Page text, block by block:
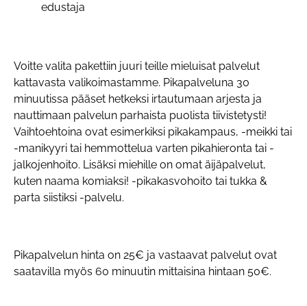
edustaja
Voitte valita pakettiin juuri teille mieluisat palvelut
kattavasta valikoimastamme. Pikapalveluna 30
minuutissa pääset hetkeksi irtautumaan arjesta ja
nauttimaan palvelun parhaista puolista tiivistetysti!
Vaihtoehtoina ovat esimerkiksi pikakampaus, -meikki tai
-manikyyri tai hemmottelua varten pikahieronta tai -
jalkojenhoito. Lisäksi miehille on omat äijäpalvelut,
kuten naama komiaksi! -pikakasvohoito tai tukka &
parta siistiksi -palvelu.
Pikapalvelun hinta on 25€ ja vastaavat palvelut ovat
saatavilla myös 60 minuutin mittaisina hintaan 50€.